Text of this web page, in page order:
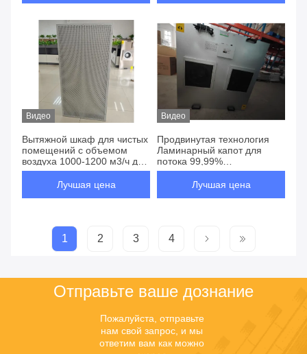
Видео
Вытяжной шкаф для чистых
помещений с объемом
воздуха 1000-1200 м3/ч для
электронной
промышленности в
Лучшая цена
Видео
Продвинутая технология
Ламинарный капот для
потока 99,99%
эффективность фильтрации
СтабильныйЛучшая цена
1 2 3 4
Отправьте ваше дознание
Пожалуйста, отправьте
нам свой запрос, и мы
ответим вам как можно